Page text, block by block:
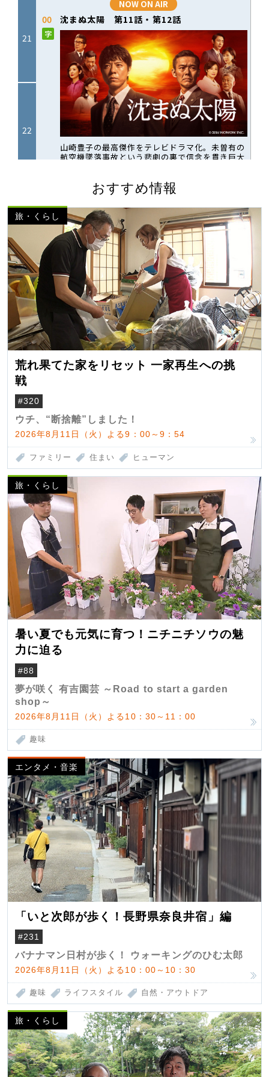
おすすめ情報
旅・くらし
荒れ果てた家をリセット 一家再生への挑
戦
#320
ウチ、“断捨離”しました！
2026年8月11日（火）よる9：00～9：54
ファミリー 住まい ヒューマン
旅・くらし
暑い夏でも元気に育つ！ニチニチソウの魅
力に迫る
#88
夢が咲く 有吉園芸 ～Road to start a garden
shop～
2026年8月11日（火）よる10：30～11：00
趣味
エンタメ・音楽
「いと次郎が歩く！長野県奈良井宿」編
#231
バナナマン日村が歩く！ ウォーキングのひむ太郎
2026年8月11日（火）よる10：00～10：30
趣味 ライフスタイル 自然・アウトドア
旅・くらし